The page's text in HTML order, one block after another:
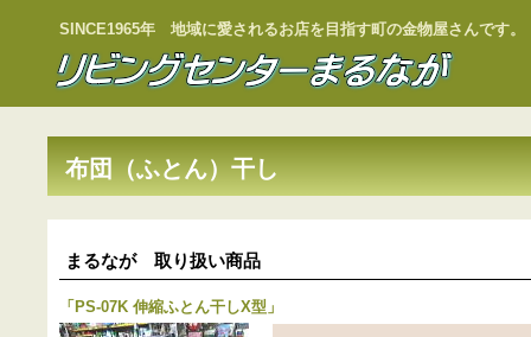
SINCE1965年 地域に愛されるお店を目指す町の金物屋さんです。
布団（ふとん）干し
まるなが 取り扱い商品
「 PS-07K 伸縮ふとん干しX型 」